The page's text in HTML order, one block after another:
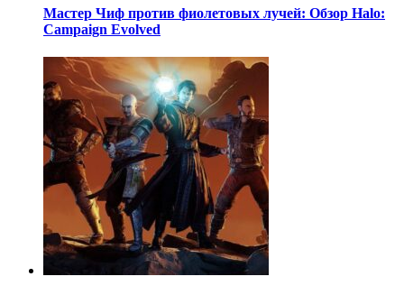
Мастер Чиф против фиолетовых лучей: Обзор Halo:
Campaign Evolved